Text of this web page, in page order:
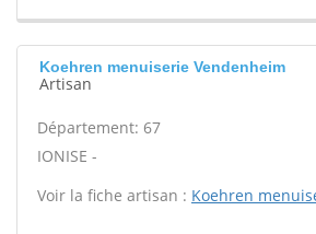
Koehren menuiserie Vendenheim
Artisan
Département: 67
IONISE -
Voir la fiche artisan : Koehren